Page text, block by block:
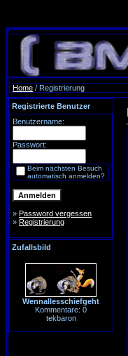
Home / Registrierung
Registrierte Benutzer
Benutzername:
Passwort:
Beim nächsten Besuch
automatisch anmelden?
» Password vergessen
» Registrierung
Zufallsbild
Wennallesschiefgeht
Kommentare: 0
tekbaron